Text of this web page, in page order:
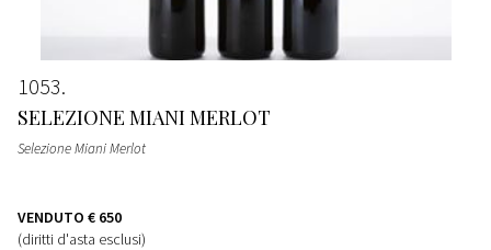
1053
SELEZIONE MIANI MERLOT
Selezione Miani Merlot
VENDUTO € 650
(diritti d'asta esclusi)